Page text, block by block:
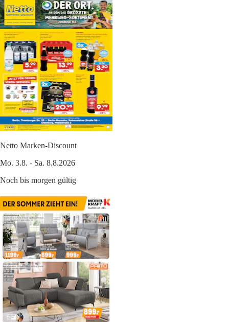
Netto Marken-Discount
Mo. 3.8. - Sa. 8.8.2026
Noch bis morgen gültig